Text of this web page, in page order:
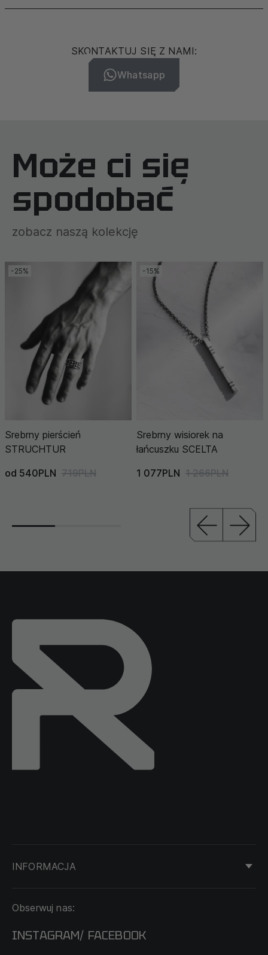
SKONTAKTUJ SIĘ Z NAMI:
Whatsapp
Może ci się
spodobać
zobacz naszą kolekcję
-25%
Srebrny pierścień
STRUCHTUR
od 540PLN 719PLN
-15%
Srebrny wisiorek na
łańcuszku SCELTA
1 077PLN 1 266PLN
INFORMACJA
DOSTAWA I PŁATNOŚĆ
O NAS
Obserwuj nas:
INSTAGRAM/ FACEBOOK